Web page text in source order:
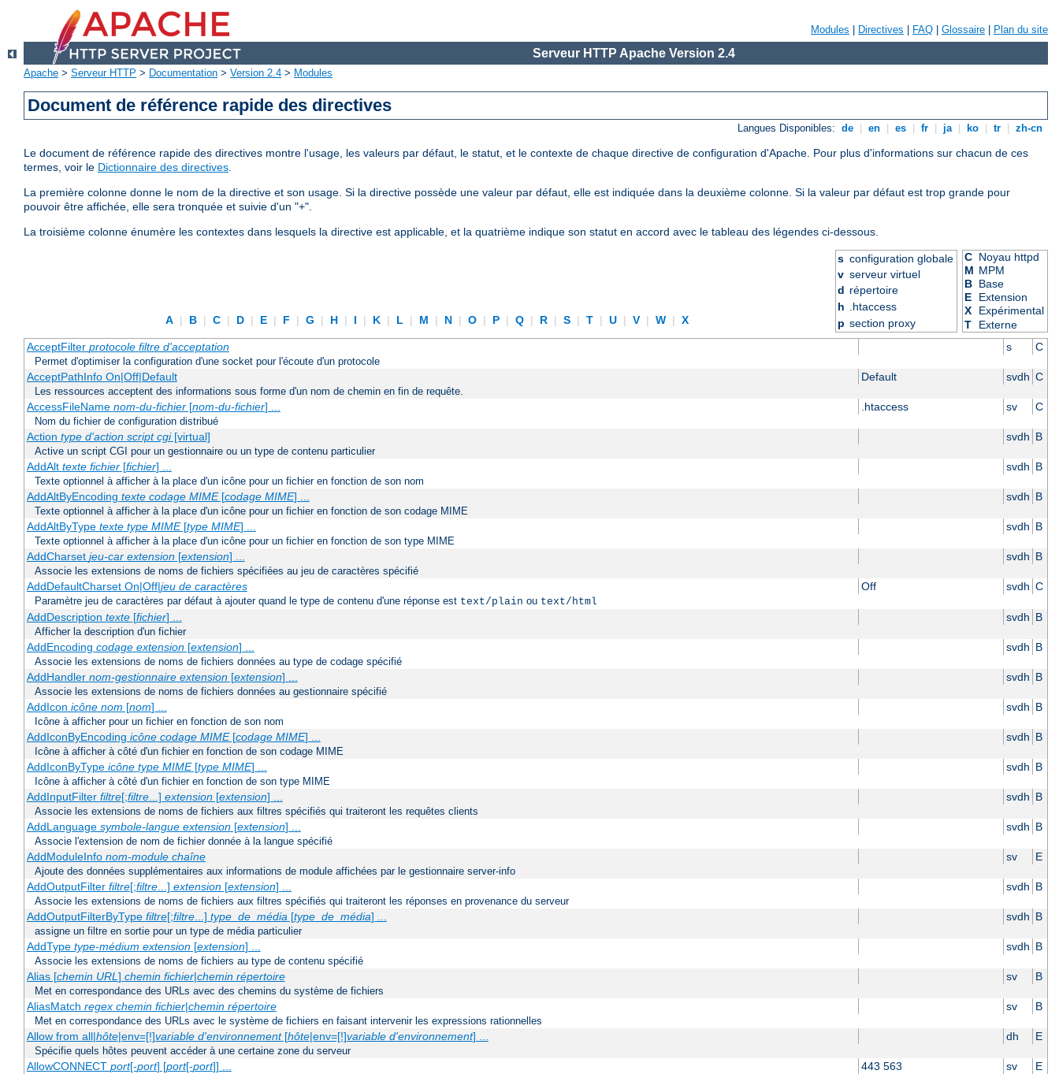
Modules Directives FAQ Glossaire Plan du site
Serveur HTTP Apache Version 2.4
Apache > Serveur HTTP > Documentation > Version 2.4 > Modules
Document de référence rapide des directives
Langues Disponibles: de en es fr ja ko tr zh-cn
Le document de référence rapide des directives montre l'usage, les valeurs par défaut, le statut, et le contexte de chaque directive de configuration d'Apache. Pour plus d'informations sur chacun de ces
termes, voir le Dictionnaire des directives.
La première colonne donne le nom de la directive et son usage. Si la directive possède une valeur par défaut, elle est indiquée dans la deuxième colonne. Si la valeur par défaut est trop grande pour
pouvoir être affichée, elle sera tronquée et suivie d'un "+".
La troisième colonne énumère les contextes dans lesquels la directive est applicable, et la quatrième indique son statut en accord avec le tableau des légendes ci-dessous.
A | B | C | D | E | F | G | H | I | K | L | M | N | O | P | Q | R | S | T | U | V | W | X
s configuration globale
v serveur virtuel
d répertoire
h .htaccess
p section proxy
C Noyau httpd
M MPM
B Base
E
Extension
X
Expérimental
T
Externe
AcceptFilter protocole filtre d'acceptation s C
Permet d'optimiser la configuration d'une socket pour l'écoute d'un protocole
AcceptPathInfo On|Off|Default Default svdh C
Les ressources acceptent des informations sous forme d'un nom de chemin en fin de requête.
AccessFileName nom-du-fichier[nom-du-fichier] ... .htaccess sv C
Nom du fichier de configuration distribué
Action type d'action script cgi[virtual] svdh B
Active un script CGI pour un gestionnaire ou un type de contenu particulier
AddAlt texte fichier[fichier] ... svdh B
Texte optionnel à afficher à la place d'un icône pour un fichier en fonction de son nom
AddAltByEncoding texte codage MIME[codage MIME] ... svdh B
Texte optionnel à afficher à la place d'un icône pour un fichier en fonction de son codage MIME
AddAltByType texte type MIME[type MIME] ... svdh B
Texte optionnel à afficher à la place d'un icône pour un fichier en fonction de son type MIME
AddCharset jeu-car extension[extension] ... svdh B
Associe les extensions de noms de fichiers spécifiées au jeu de caractères spécifié
AddDefaultCharset On|Off|jeu de caractères Off svdh C
Paramètre jeu de caractères par défaut à ajouter quand le type de contenu d'une réponse est text/plain ou text/html
AddDescription texte[fichier] ... svdh B
Afficher la description d'un fichier
AddEncoding codage extension[extension] ... svdh B
Associe les extensions de noms de fichiers données au type de codage spécifié
AddHandler nom-gestionnaire extension[extension] ... svdh B
Associe les extensions de noms de fichiers données au gestionnaire spécifié
AddIcon icône nom [nom] ... svdh B
Icône à afficher pour un fichier en fonction de son nom
AddIconByEncoding icône codage MIME[codage MIME] ... svdh B
Icône à afficher à côté d'un fichier en fonction de son codage MIME
AddIconByType icône type MIME[type MIME] ... svdh B
Icône à afficher à côté d'un fichier en fonction de son type MIME
AddInputFilter filtre[;filtre...] extension[extension] ... svdh B
Associe les extensions de noms de fichiers aux filtres spécifiés qui traiteront les requêtes clients
AddLanguage symbole-langue extension[extension] ... svdh B
Associe l'extension de nom de fichier donnée à la langue spécifié
AddModuleInfo nom-module chaîne sv E
Ajoute des données supplémentaires aux informations de module affichées par le gestionnaire server-info
AddOutputFilter filtre[;filtre...] extension[extension] ... svdh B
Associe les extensions de noms de fichiers aux filtres spécifiés qui traiteront les réponses en provenance du serveur
AddOutputFilterByType filtre[;filtre...] type_de_média[type_de_média] ... svdh B
assigne un filtre en sortie pour un type de média particulier
AddType type-médium extension[extension] ... svdh B
Associe les extensions de noms de fichiers au type de contenu spécifié
Alias [chemin URL] chemin fichier|chemin répertoire sv B
Met en correspondance des URLs avec des chemins du système de fichiers
AliasMatch regex chemin fichier|chemin répertoire sv B
Met en correspondance des URLs avec le système de fichiers en faisant intervenir les expressions rationnelles
Allow from all|hôte|env=[!]variable d'environnement[hôte|env=[!]variable d'environnement] ... dh E
Spécifie quels hôtes peuvent accéder à une certaine zone du serveur
AllowCONNECT port[-port] [port[-port]] ... 443 563 sv E